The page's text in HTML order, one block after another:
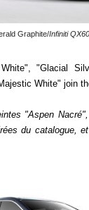
Graphite/Infiniti
"Glacial
White" join
"Aspen
du catalogue,